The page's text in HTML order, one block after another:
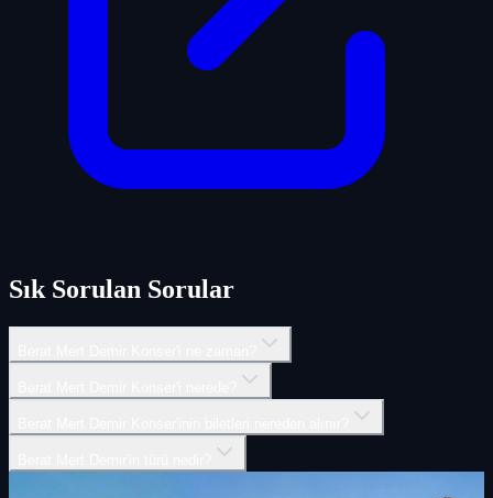
Sık Sorulan Sorular